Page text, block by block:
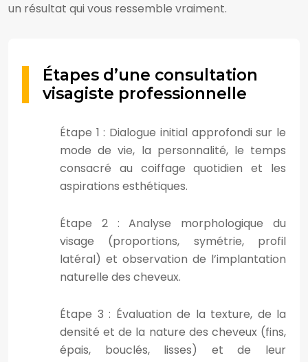
un résultat qui vous ressemble vraiment.
Étapes d’une consultation
visagiste professionnelle
Étape 1 : Dialogue initial approfondi sur le
mode de vie, la personnalité, le temps
consacré au coiffage quotidien et les
aspirations esthétiques.
Étape 2 : Analyse morphologique du
visage (proportions, symétrie, profil
latéral) et observation de l’implantation
naturelle des cheveux.
Étape 3 : Évaluation de la texture, de la
densité et de la nature des cheveux (fins,
épais, bouclés, lisses) et de leur